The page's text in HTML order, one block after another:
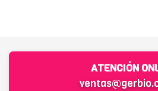
ATENCIÓN